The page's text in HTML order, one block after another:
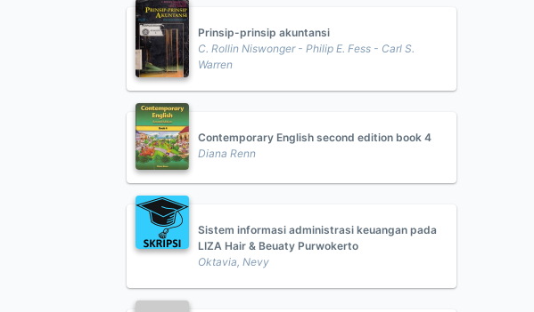
Prinsip-prinsip akuntansi
C. Rollin Niswonger - Philip E. Fess - Carl S.
Warren
Contemporary English second edition book 4
Diana Renn
Sistem informasi administrasi keuangan pada
LIZA Hair & Beuaty Purwokerto
Oktavia, Nevy